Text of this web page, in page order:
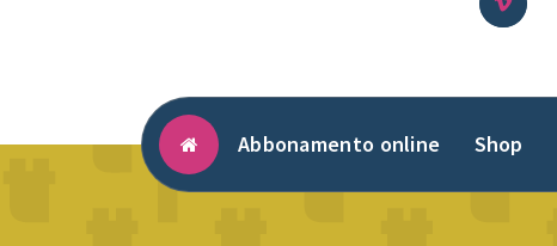
Abbonamento online Shop